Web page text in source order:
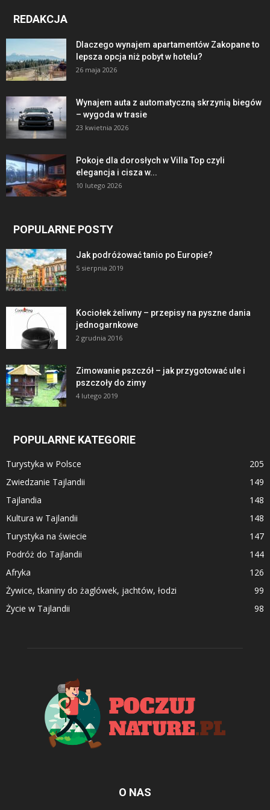
REDAKCJA
Dlaczego wynajem apartamentów Zakopane to
lepsza opcja niż pobyt w hotelu?
26 maja 2026
Wynajem auta z automatyczną skrzynią biegów
– wygoda w trasie
23 kwietnia 2026
Pokoje dla dorosłych w Villa Top czyli
elegancja i cisza w...
10 lutego 2026
POPULARNE POSTY
Jak podróżować tanio po Europie?
5 sierpnia 2019
Kociołek żeliwny – przepisy na pyszne dania
jednogarnkowe
2 grudnia 2016
Zimowanie pszczół – jak przygotować ule i
pszczoły do zimy
4 lutego 2019
POPULARNE KATEGORIE
Turystyka w Polsce
205
Zwiedzanie Tajlandii
149
Tajlandia
148
Kultura w Tajlandii
148
Turystyka na świecie
147
Podróż do Tajlandii
144
Afryka
126
Żywice, tkaniny do żaglówek, jachtów, łodzi
99
Życie w Tajlandii
98
O NAS